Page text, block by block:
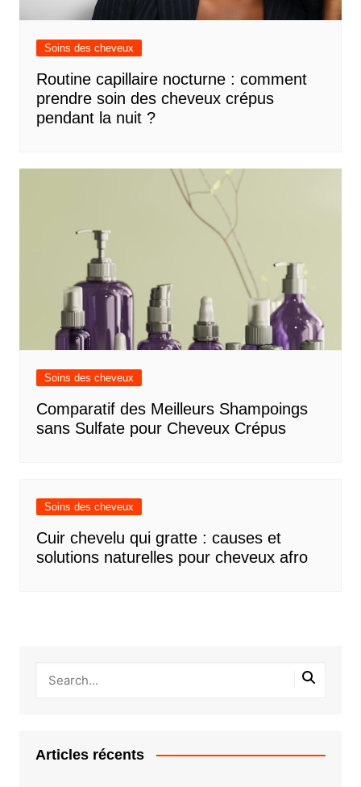
Soins des cheveux
Routine capillaire nocturne : comment
prendre soin des cheveux crépus
pendant la nuit ?
Soins des cheveux
Comparatif des Meilleurs Shampoings
sans Sulfate pour Cheveux Crépus
Soins des cheveux
Cuir chevelu qui gratte : causes et
solutions naturelles pour cheveux afro
Articles récents